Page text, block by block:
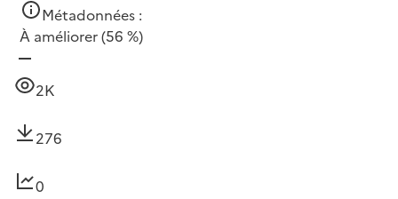
Métadonnées :
À améliorer(56 %)
2K
276
0